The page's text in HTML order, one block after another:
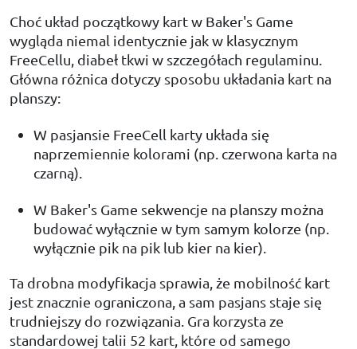
Choć układ początkowy kart w Baker's Game
wygląda niemal identycznie jak w klasycznym
FreeCellu, diabeł tkwi w szczegółach regulaminu.
Główna różnica dotyczy sposobu układania kart na
planszy:
W pasjansie FreeCell karty układa się
naprzemiennie kolorami (np. czerwona karta na
czarną).
W Baker's Game sekwencje na planszy można
budować wyłącznie w tym samym kolorze (np.
wyłącznie pik na pik lub kier na kier).
Ta drobna modyfikacja sprawia, że mobilność kart
jest znacznie ograniczona, a sam pasjans staje się
trudniejszy do rozwiązania. Gra korzysta ze
standardowej talii 52 kart, które od samego